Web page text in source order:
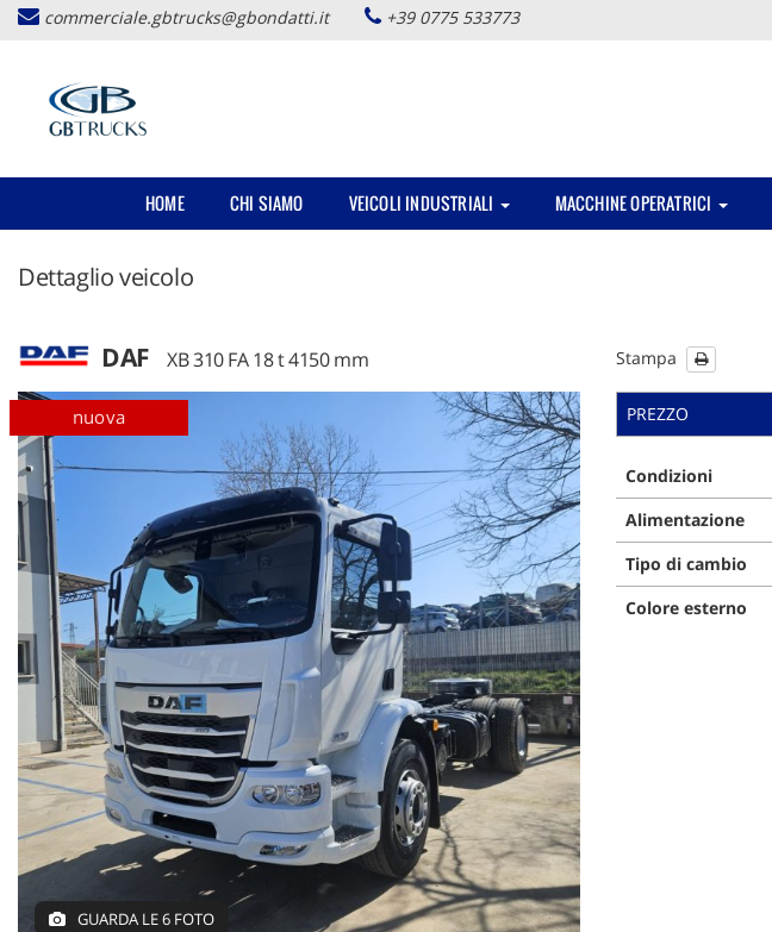
commerciale.gbtrucks@gbondatti.it +39 0775 533773
HOME CHI SIAMO VEICOLI INDUSTRIALI MACCHINE OPERATRICI
Dettaglio veicolo
DAF XB 310 FA 18 t 4150 mm Stampa
motrici
GUARDA LE 6 FOTO
PREZZO
Condizioni
Alimentazione
Tipo di cambio
Colore esterno